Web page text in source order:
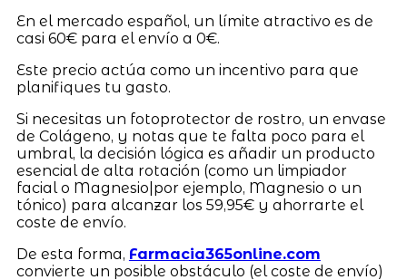
En el mercado español, un límite atractivo es de
casi 60€ para el envío a 0€.
Este precio actúa como un incentivo para que
planifiques tu gasto.
Si necesitas un fotoprotector de rostro, un envase
de Colágeno, y notas que te falta poco para el
umbral, la decisión lógica es añadir un producto
esencial de alta rotación (como un limpiador
facial o Magnesio|por ejemplo, Magnesio o un
tónico) para alcanzar los 59,95€ y ahorrarte el
coste de envío.
De esta forma, Farmacia365online.com
convierte un posible obstáculo (el coste de envío)